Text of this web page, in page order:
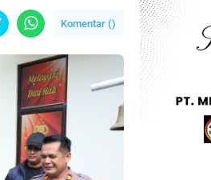
Komentar ()